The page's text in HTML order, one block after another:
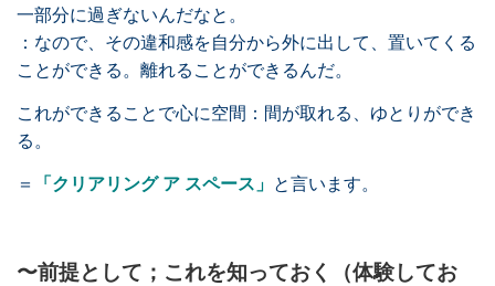
一部分に過ぎないんだなと。
：なので、その違和感を自分から外に出して、置いてくる
ことができる。離れることができるんだ。
これができることで心に空間：間が取れる、ゆとりができ
る。
＝
「クリアリング ア スペース」 と言います。
〜前提として；これを知っておく（体験してお